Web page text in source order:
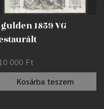
1859 VG
000 Ft
Kosárba teszem